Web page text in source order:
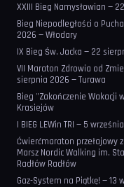
XXIII Bieg Namysłowian —
Bieg Niepodległości o
2026 — Włodary
IX Bieg Św. Jacka — 22
VII Maraton Zdrowia od
sierpnia 2026 — Turawa
Bieg "Zakończenie Wakacji
Krasiejów
I BIEG LEWin TRI — 5
Ćwierćmaraton przełajowy
Marsz Nordic Walking im.
Radłów Radłów
Gaz-System na Piątkę! — 13